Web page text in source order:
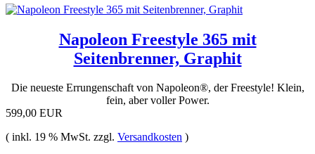
Napoleon Freestyle 365 mit
Seitenbrenner, Graphit
Die neueste Errungenschaft von Napoleon®, der Freestyle! Klein,
fein, aber voller Power.
599,00 EUR
( inkl. 19 % MwSt. zzgl. Versandkosten )